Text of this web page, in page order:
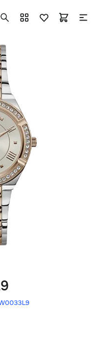
+7 ( 705 ) 181-42-50
info@vetervremeni.kz